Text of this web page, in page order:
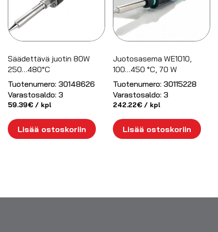
Säädettävä juotin 80W
250…480°C
Tuotenumero: 30148626
Varastosaldo: 3
59.39€ / kpl
Lisää ostoskoriin
Juotosasema WE1010,
100…450 °C, 70 W
Tuotenumero: 30115228
Varastosaldo: 3
242.22€ / kpl
Lisää ostoskoriin